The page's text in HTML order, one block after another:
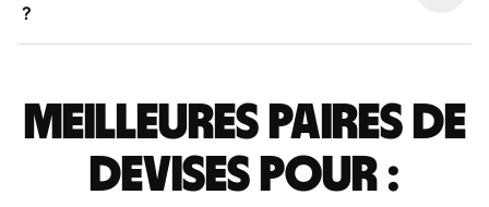
?
Meilleures paires de
devises pour :